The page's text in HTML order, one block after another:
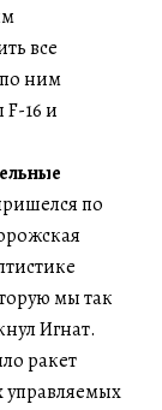
все
ним
16 и
по
мы так
Игнат.
ракет
управляемых